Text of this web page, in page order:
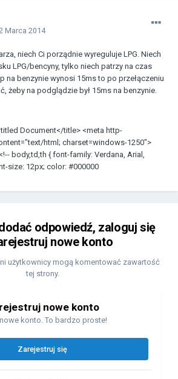
Marca 2014
niech Ci porządnie wyreguluje LPG. Niech
LPG/bencyny, tylko niech patrzy na czas
na benzynie wynosi 15ms to po przełączeniu
żeby na podglądzie był 15ms na benzynie.
Document</title> <meta http-
html; charset=windows-1250">
body,td,th { font-family: Verdana, Arial,
size: 12px; color: #000000
odpowiedź, zaloguj się
nowe konto
użytkownicy mogą komentować zawartość
tej strony.
nowe konto
nowe konto. To bardzo proste!
Zarejestruj się